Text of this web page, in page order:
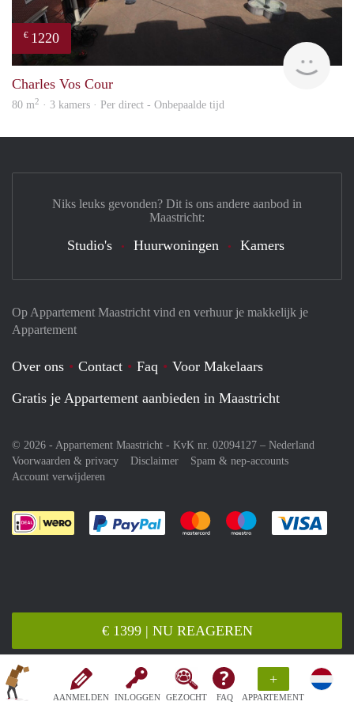
AANMELDEN INLOGGEN GEZOCHT FAQ
+
APPARTEMENT
€ 1399 | NU REAGEREN
€ 1220
Charles Vos Cour
80 m2 · 3 kamers · Per direct - Onbepaalde tijd
Op Appartement Maastricht vind en verhuur je makkelijk je
Appartement
Over ons Contact Faq
Voor Makelaars
Gratis je Appartement aanbieden in Maastricht
© 2026 - Appartement Maastricht - KvK nr. 02094127 – Nederland
Voorwaarden & privacy
Disclaimer
Spam & nep-accounts
Account verwijderen
Je rekent gemakkelijk af met Paypal
Je rekent gemakkelijk af met
Je rekent
Niks leuks gevonden? Dit is ons andere aanbod in
Maastricht:
Studio's Huurwoningen Kamers